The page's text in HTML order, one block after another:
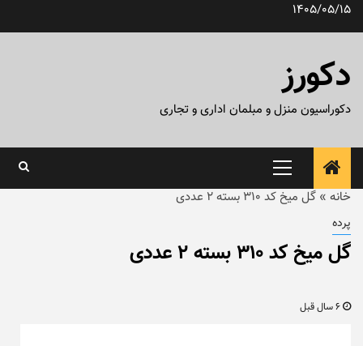
پرش1405/05/15
دکورز
دکوراسیون منزل و مبلمان اداری و تجاری
منوی
اصلی
خانه » گل میخ کد ۳۱۰ بسته ۲ عددی
پرده
گل میخ کد ۳۱۰ بسته ۲ عددی